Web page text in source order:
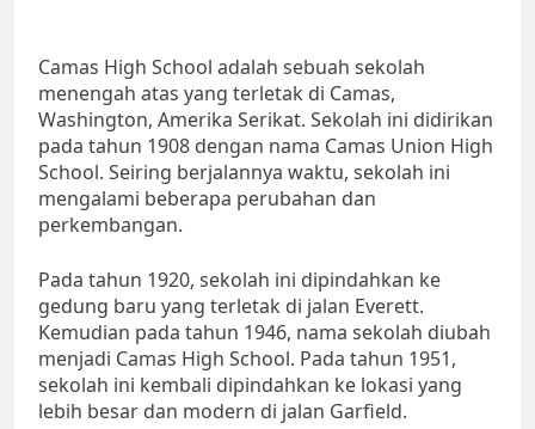
Camas High School adalah sebuah sekolah
menengah atas yang terletak di Camas,
Washington, Amerika Serikat. Sekolah ini didirikan
pada tahun 1908 dengan nama Camas Union High
School. Seiring berjalannya waktu, sekolah ini
mengalami beberapa perubahan dan
perkembangan.
Pada tahun 1920, sekolah ini dipindahkan ke
gedung baru yang terletak di jalan Everett.
Kemudian pada tahun 1946, nama sekolah diubah
menjadi Camas High School. Pada tahun 1951,
sekolah ini kembali dipindahkan ke lokasi yang
lebih besar dan modern di jalan Garfield.